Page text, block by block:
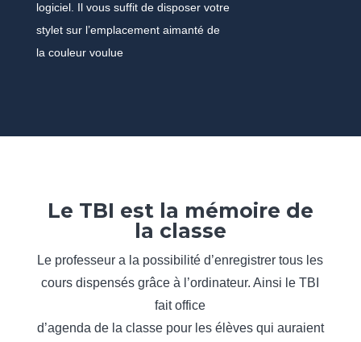
logiciel. Il vous suffit de disposer votre
stylet sur l’emplacement aimanté de
la couleur voulue
Le TBI est la mémoire de
la classe
Le professeur a la possibilité d’enregistrer tous les
cours dispensés grâce à l’ordinateur. Ainsi le TBI
fait office
d’agenda de la classe pour les élèves qui auraient